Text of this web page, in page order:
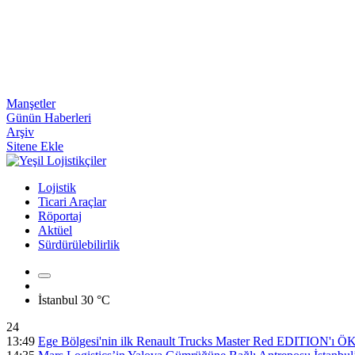
Manşetler
Günün Haberleri
Arşiv
Sitene Ekle
Lojistik
Ticari Araçlar
Röportaj
Aktüel
Sürdürülebilirlik
İstanbul 30 °C
24
13:49 Ege Bölgesi'nin ilk Renault Trucks Master Red EDITION'ı